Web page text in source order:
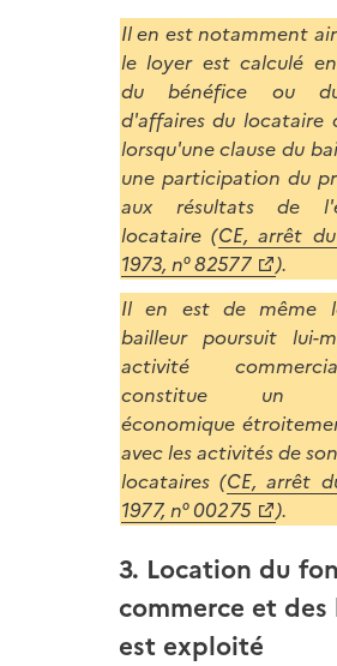
Il en est notamment
le loyer est calculé
du bénéfice ou
d'affaires du locataire
lorsqu'une clause du
une participation du
aux résultats de
locataire (CE, arrêt
1973, n° 82577
).
Il en est de même
bailleur poursuit lui-
activité
constitue un
économique
avec les activités de
locataires (CE, arrêt
1977, n° 00275
).
3. Location du
commerce et
est exploité